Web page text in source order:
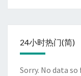
24小时热门(简)
Sorry. No data so